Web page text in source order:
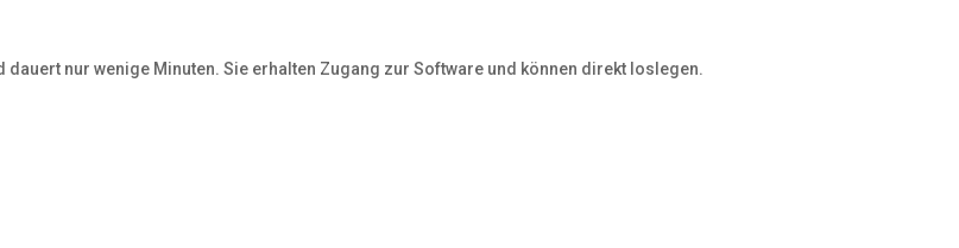
nur wenige Minuten. Sie erhalten Zugang zur Software und können direkt loslegen.